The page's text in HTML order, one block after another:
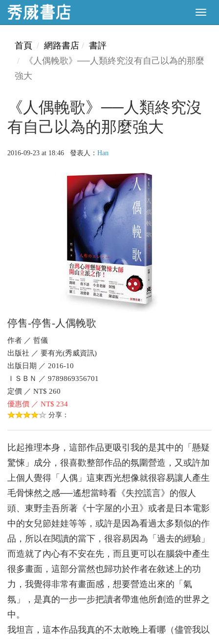
首頁 網路書店
書評
《人偶輓歌》──人類終究沒有自己以為的那麼
強大
《人偶輓歌》──人類終究沒
有自己以為的那麼強大
2016-09-23 at 18:46 發表人： Han
停售-停售-人偶輓歌
作者 ／ 哲儀
出版社 ／ 要有光(秀威資訊)
出版日期 ／ 2016-10
ＩＳＢＮ ／ 9789869356701
定價 ／ NT$ 260
優惠價 ／ NT$ 234
分享：
比起推理本身，這部作品更吸引我的是其中的「懸疑
驚悚」成分，很喜歡整部作品的氛圍營造，又或許加
上個人覺得「人偶」這東西光想像就很容易讓人產生
毛骨悚然之感──遙想當時看《失控謊言》的假人
頭、東野圭吾所著《十字屋的小丑》或者是日本電影
中的女兒節娃娃等等，或許是因為看過太多類似的作
品，所以在閱讀的當下，很容易因為「過去的經驗」
而造就了內心有不安在先，而且更可以在腦袋中產生
很多畫面，這部分當然也歸功於作者在敘述上的功
力，我覺得非常有畫面感，想要營造出來的「氣
氛」，是真的一步一步把讀者帶進他所創造的世界之
中。
我坦言，這本作品我真的不太敢晚上看哪（儘管我以